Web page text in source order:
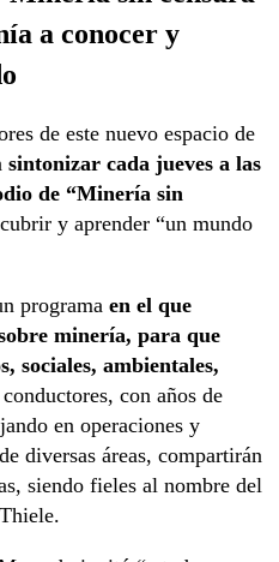
a conocer y
de este nuevo espacio de
sintonizar cada jueves a las
de “Minería sin
y aprender “un mundo
programa en el que
minería, para que
sociales, ambientales,
con años de
en operaciones y
diversas áreas, compartirán
siendo fieles al nombre del